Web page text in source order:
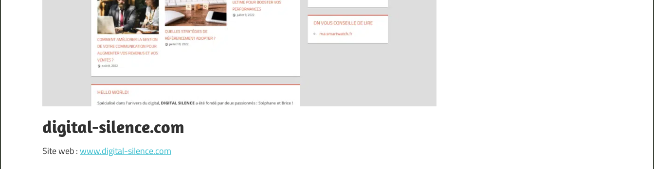
digital-silence.com
Site web :www.digital-silence.com